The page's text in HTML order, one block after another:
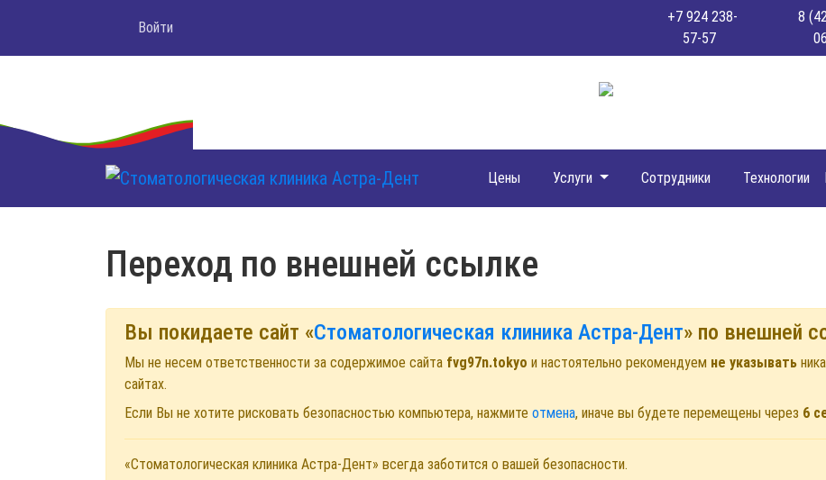
Войти
+7 924 238-
57-57
8
Цены Услуги Сотрудники Технологии
Переход по внешней ссылке
Вы покидаете сайт «Стоматологическая клиника Астра-Дент» по внешней
Мы не несем ответственности за содержимое сайта fvg97n.tokyo и настоятельно рекомендуем не указывать
сайтах.
Если Вы не хотите рисковать безопасностью компьютера, нажмите отмена, иначе вы будете перемещены через 6
«Стоматологическая клиника Астра-Дент» всегда заботится о вашей безопасности.